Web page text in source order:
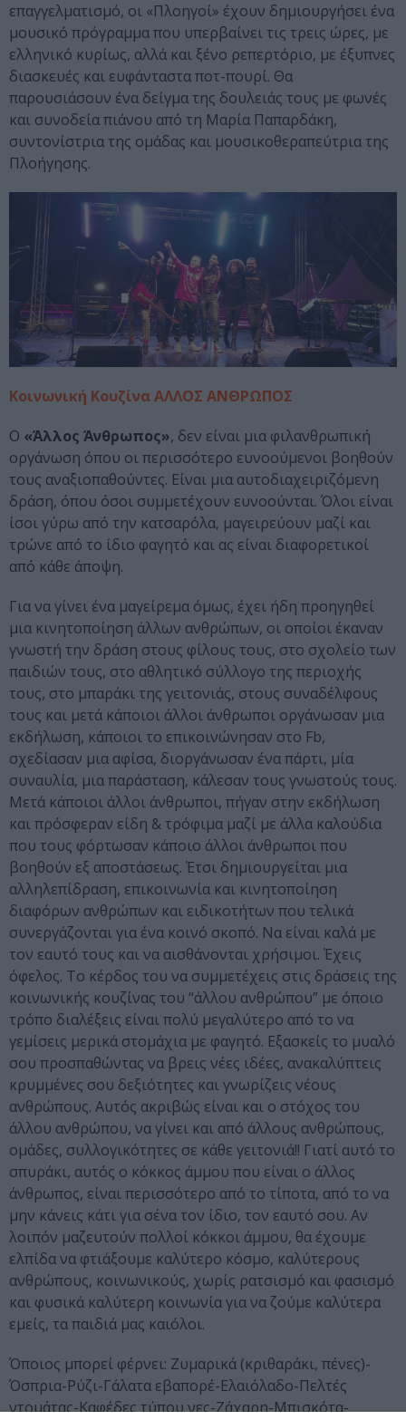
επαγγελματισμό, οι «Πλοηγοί» έχουν δημιουργήσει ένα
μουσικό πρόγραμμα που υπερβαίνει τις τρεις ώρες, με
ελληνικό κυρίως, αλλά και ξένο ρεπερτόριο, με έξυπνες
διασκευές και ευφάνταστα ποτ-πουρί. Θα
παρουσιάσουν ένα δείγμα της δουλειάς τους με φωνές
και συνοδεία πιάνου από τη Μαρία Παπαρδάκη,
συντονίστρια της ομάδας και μουσικοθεραπεύτρια της
Πλοήγησης.
Κοινωνική Κουζίνα ΑΛΛΟΣ ΑΝΘΡΩΠΟΣ
Ο «Άλλος Άνθρωπος», δεν είναι μια φιλανθρωπική
οργάνωση όπου οι περισσότερο ευνοούμενοι βοηθούν
τους αναξιοπαθούντες. Είναι μια αυτοδιαχειριζόμενη
δράση, όπου όσοι συμμετέχουν ευνοούνται. Όλοι είναι
ίσοι γύρω από την κατσαρόλα, μαγειρεύουν μαζί και
τρώνε από το ίδιο φαγητό και ας είναι διαφορετικοί
από κάθε άποψη.
Για να γίνει ένα μαγείρεμα όμως, έχει ήδη προηγηθεί
μια κινητοποίηση άλλων ανθρώπων, οι οποίοι έκαναν
γνωστή την δράση στους φίλους τους, στο σχολείο των
παιδιών τους, στο αθλητικό σύλλογο της περιοχής
τους, στο μπαράκι της γειτονιάς, στους συναδέλφους
τους και μετά κάποιοι άλλοι άνθρωποι οργάνωσαν μια
εκδήλωση, κάποιοι το επικοινώνησαν στο Fb,
σχεδίασαν μια αφίσα, διοργάνωσαν ένα πάρτι, μία
συναυλία, μια παράσταση, κάλεσαν τους γνωστούς τους.
Μετά κάποιοι άλλοι άνθρωποι, πήγαν στην εκδήλωση
και πρόσφεραν είδη & τρόφιμα μαζί με άλλα καλούδια
που τους φόρτωσαν κάποιο άλλοι άνθρωποι που
βοηθούν εξ αποστάσεως. Έτσι δημιουργείται μια
αλληλεπίδραση, επικοινωνία και κινητοποίηση
διαφόρων ανθρώπων και ειδικοτήτων που τελικά
συνεργάζονται για ένα κοινό σκοπό. Να είναι καλά με
τον εαυτό τους και να αισθάνονται χρήσιμοι. Έχεις
όφελος. Το κέρδος του να συμμετέχεις στις δράσεις της
κοινωνικής κουζίνας του “άλλου ανθρώπου” με όποιο
τρόπο διαλέξεις είναι πολύ μεγαλύτερο από το να
γεμίσεις μερικά στομάχια με φαγητό. Εξασκείς το μυαλό
σου προσπαθώντας να βρεις νέες ιδέες, ανακαλύπτεις
κρυμμένες σου δεξιότητες και γνωρίζεις νέους
ανθρώπους. Aυτός ακριβώς είναι και ο στόχος του
άλλου ανθρώπου, να γίνει και από άλλους ανθρώπους,
ομάδες, συλλογικότητες σε κάθε γειτονιά!! Γιατί αυτό το
σπυράκι, αυτός ο κόκκος άμμου που είναι ο άλλος
άνθρωπος, είναι περισσότερο από το τίποτα, από το να
μην κάνεις κάτι για σένα τον ίδιο, τον εαυτό σου. Αν
λοιπόν μαζευτούν πολλοί κόκκοι άμμου, θα έχουμε
ελπίδα να φτιάξουμε καλύτερο κόσμο, καλύτερους
ανθρώπους, κοινωνικούς, χωρίς ρατσισμό και φασισμό
και φυσικά καλύτερη κοινωνία για να ζούμε καλύτερα
εμείς, τα παιδιά μας καιόλοι.
Όποιος μπορεί φέρνει: Ζυμαρικά (κριθαράκι, πένες)-
Όσπρια-Ρύζι-Γάλατα εβαπορέ-Ελαιόλαδο-Πελτές
ντομάτας-Καφέδες τύπου νες-Ζάχαρη-Μπισκότα-